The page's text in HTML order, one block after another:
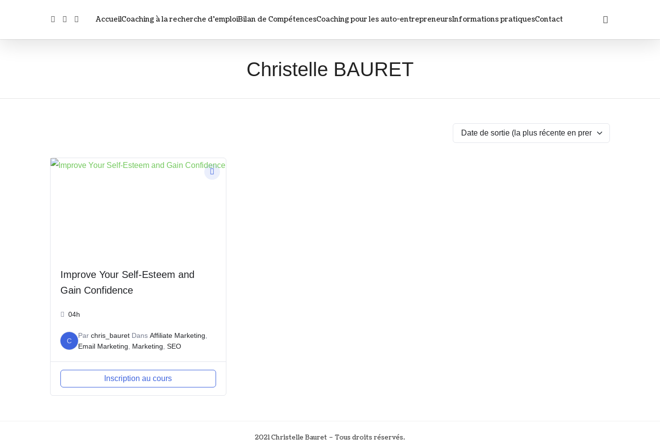
Christelle
Christelle BAURET
AccueilCoaching à la recherche d’emploiBilan de CompétencesCoaching pour les auto-entrepreneursInformations pratiquesContact
Improve Your Self-Esteem and
Gain Confidence
04h
C
Par chris_bauret Dans Affiliate Marketing
Email Marketing
Marketing SEO
Inscription au cours
2021 Christelle Bauret – Tous droits réservés.